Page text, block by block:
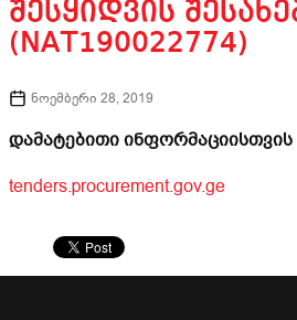
ᲨᲔᲡᲧᲘᲓᲕᲘᲡ
(NAT190022774)
ნოემბერი 28, 2019
დამატებითი
tenders.procurement.gov.ge